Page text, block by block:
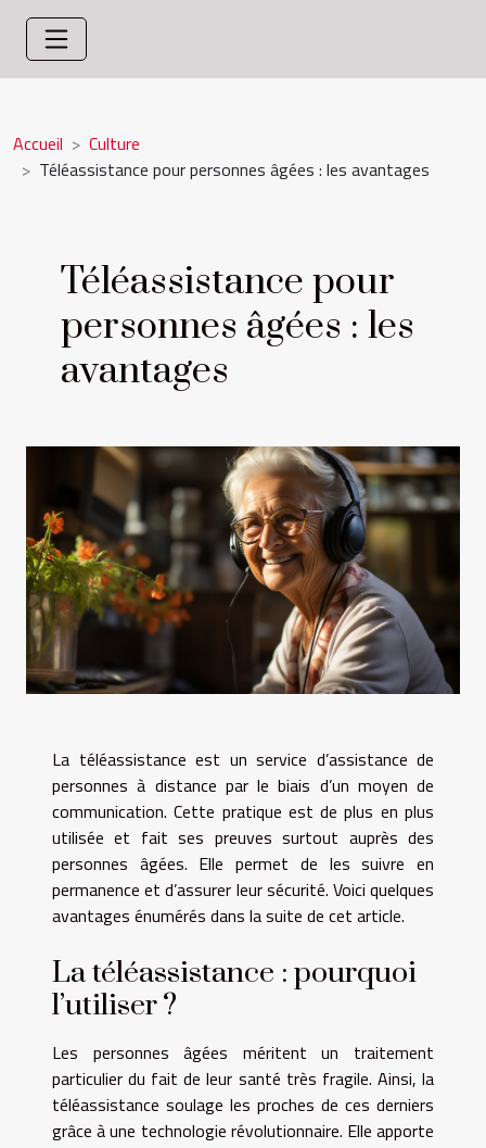
Accueil
Culture
Téléassistance pour personnes âgées : les avantages
Téléassistance pour
personnes âgées : les
avantages
La téléassistance est un service d’assistance de
personnes à distance par le biais d’un moyen de
communication. Cette pratique est de plus en plus
utilisée et fait ses preuves surtout auprès des
personnes âgées. Elle permet de les suivre en
permanence et d’assurer leur sécurité. Voici quelques
avantages énumérés dans la suite de cet article.
La téléassistance : pourquoi
l’utiliser ?
Les personnes âgées méritent un traitement
particulier du fait de leur santé très fragile. Ainsi, la
téléassistance soulage les proches de ces derniers
grâce à une technologie révolutionnaire. Elle apporte